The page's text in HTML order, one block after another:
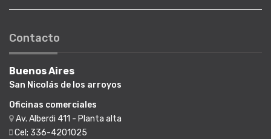
Contacto
Buenos Aires
San Nicolás de los arroyos
Oficinas comerciales
Av. Alberdi 411 - Planta alta
Cel; 336-4201025